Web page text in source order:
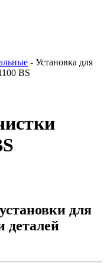
- Установка для
BS
для
деталей